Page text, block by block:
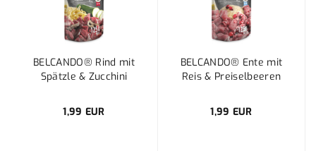
BELCANDO® Rind mit
Spätzle & Zucchini
1,99 EUR
BELCANDO® Ente mit
Reis & Preiselbeeren
1,99 EUR